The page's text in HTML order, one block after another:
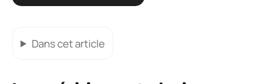
Dans cet article